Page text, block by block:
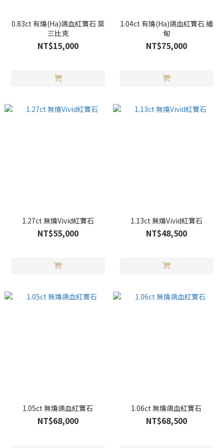
0.83ct 有燒(Ha)鴿血紅寶石 莫
三比克
NT$15,000
1.04ct 有燒(Ha)鴿血紅寶石 緬
甸
NT$75,000
1.27ct 無燒Vivid紅寶石
NT$55,000
1.13ct 無燒Vivid紅寶石
NT$48,500
1.05ct 無燒鴿血紅寶石
NT$68,000
1.06ct 無燒鴿血紅寶石
NT$68,500